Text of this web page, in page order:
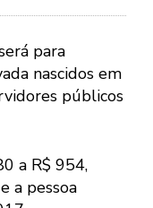
para
nascidos em
públicos
a R$ 954,
a pessoa